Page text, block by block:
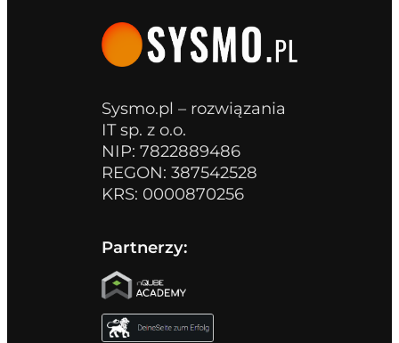
Sysmo.pl – rozwiązania
IT sp. z o.o.
NIP: 7822889486
REGON: 387542528
KRS: 0000870256
Partnerzy: